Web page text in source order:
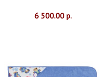
6 500.00 р.